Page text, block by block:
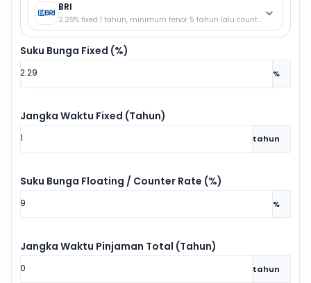
BRI
2.29% fixed 1 tahun, minimum tenor 5 tahun lalu counter rate.
Suku Bunga Fixed (%)
%
Jangka Waktu Fixed (Tahun)
tahun
Suku Bunga Floating / Counter Rate (%)
%
Jangka Waktu Pinjaman Total (Tahun)
tahun